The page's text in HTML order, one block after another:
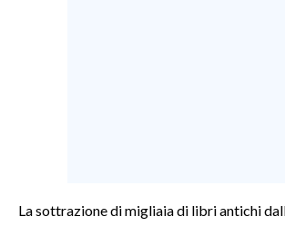
La sottrazione di migliaia di libri antichi